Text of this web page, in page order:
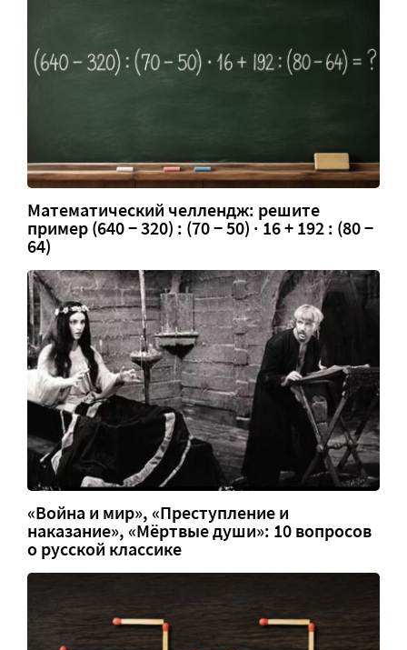
Математический челлендж: решите
пример (640 − 320) : (70 − 50) · 16 + 192 : (80 −
64)
«Война и мир», «Преступление и
наказание», «Мёртвые души»: 10 вопросов
о русской классике